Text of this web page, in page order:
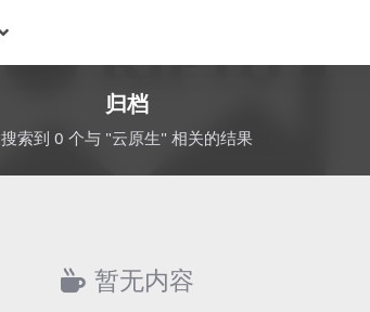
归档
搜索到 0 个与 "云原生" 相关的结果
暂无内容